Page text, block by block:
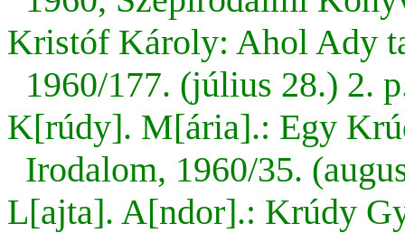
Kristóf Károly: Ahol Ady
1960/177. (július 28.) 2.
K[rúdy]. M[ária].: Egy
Irodalom, 1960/35.
L[ajta]. A[ndor].: Krúdy